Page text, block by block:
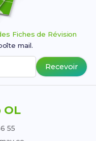
Fiches de Révision
mail.
Recevoir
OL
55